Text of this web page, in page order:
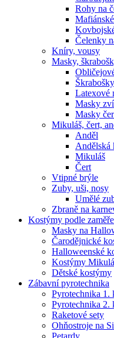
Rohy na
Čelenky
Kníry, vousy
Masky,
Škrabošky
Latexové
Masky
Masky
Mikuláš, čert,
Anděl
Andělská
Mikuláš
Čert
Vtipné brýle
Zuby, uši, nosy
Umělé
Zbraně na
Kostýmy podle
Masky na
Čarodějnické
Halloweenské
Kostýmy
Dětské kostýmy
Zábavní pyrotechnika
Pyrotechnika 1.
Pyrotechnika 2.
Raketové sety
Ohňostroje na
Petardy